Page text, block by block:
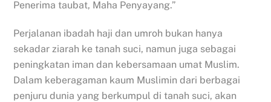
Penerima taubat, Maha Penyayang.”
Perjalanan ibadah haji dan umroh bukan hanya
sekadar ziarah ke tanah suci, namun juga sebagai
peningkatan iman dan kebersamaan umat Muslim.
Dalam keberagaman kaum Muslimin dari berbagai
penjuru dunia yang berkumpul di tanah suci, akan